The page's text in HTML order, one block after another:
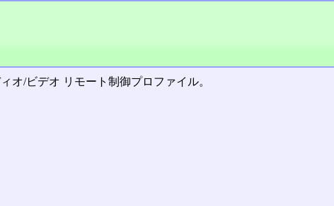
オ/ビデオ リモート制御プロファイル。